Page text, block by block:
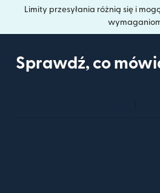
Limity przesyłania różnią się i
Sprawdź, co